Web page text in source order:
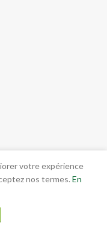
votre expérience
nos termes. En